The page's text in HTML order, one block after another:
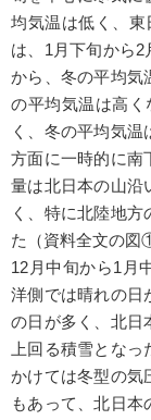
均気温は低く、
は、1月下旬から2
から、冬の平均気
の平均気温は高
く、冬の平均気
方面に一時的に南
量は北日本の山沿
く、特に北陸地
た（資料全文の図
12月中旬から1月
洋側では晴れの日
の日が多く、北日
上回る積雪とな
かけては冬型の気
もあって、北日本